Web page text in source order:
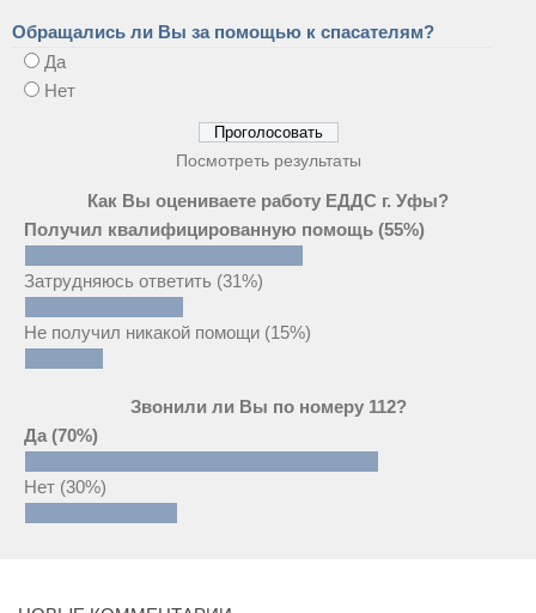
Обращались ли Вы за помощью к спасателям?
Да
Нет
Посмотреть результаты
Как Вы оцениваете работу ЕДДС г. Уфы?
Получил квалифицированную помощь (55%)
Затрудняюсь ответить (31%)
Не получил никакой помощи (15%)
Звонили ли Вы по номеру 112?
Да (70%)
Нет (30%)